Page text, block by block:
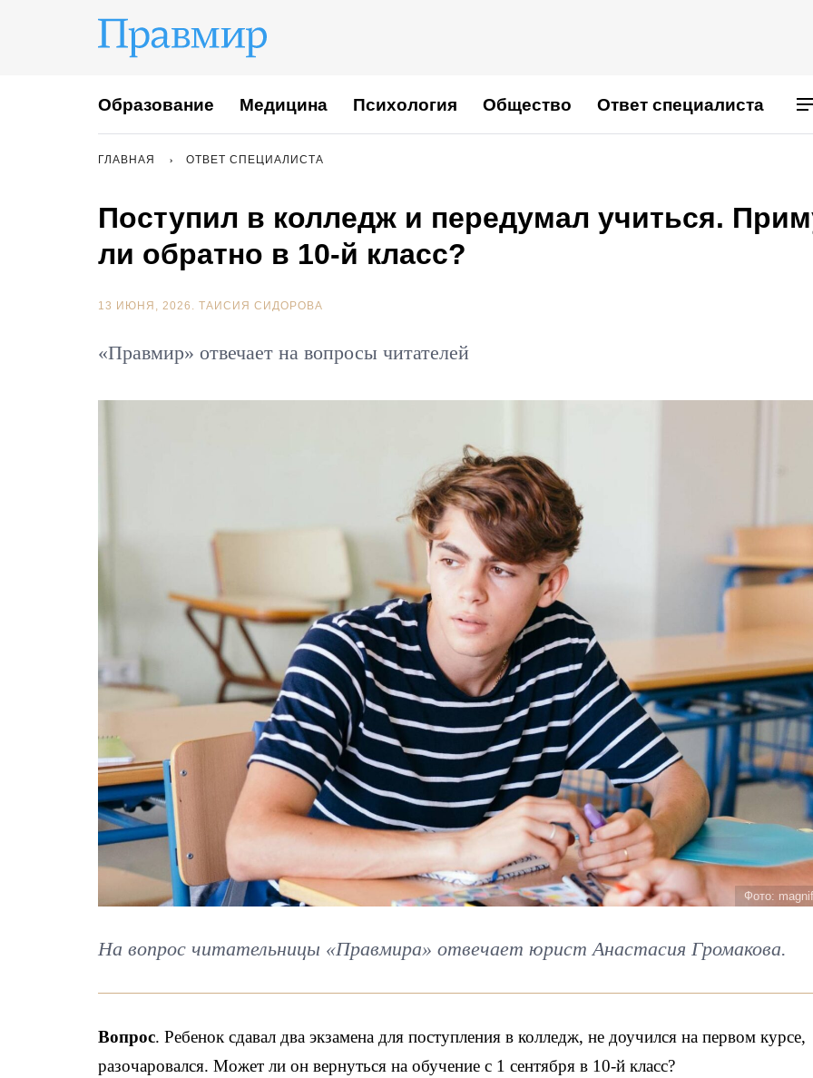
Образование Медицина Психология Общество Ответ специалиста
ГЛАВНАЯ ОТВЕТ СПЕЦИАЛИСТА
Поступил в колледж и передумал учиться.
ли обратно в 10-й класс?
13 ИЮНЯ, 2026. ТАИСИЯ СИДОРОВА
«Правмир» отвечает на вопросы читателей
Фото:
На вопрос читательницы «Правмира» отвечает юрист Анастасия Громакова.
Вопрос. Ребенок сдавал два экзамена для поступления в колледж, не доучился на первом курсе,
разочаровался. Может ли он вернуться на обучение с 1 сентября в 10-й класс?